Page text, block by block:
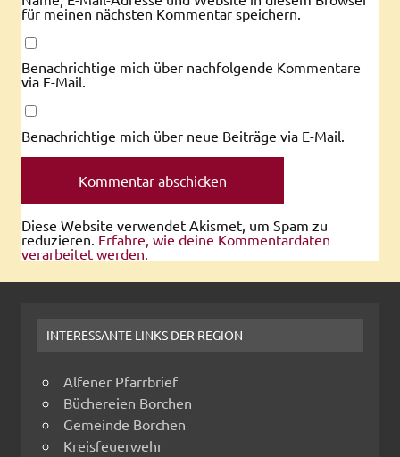
für meinen nächsten Kommentar speichern.
Benachrichtige mich über nachfolgende Kommentare
via E-Mail.
Benachrichtige mich über neue Beiträge via E-Mail.
Diese Website verwendet Akismet, um Spam zu
reduzieren. Erfahre, wie deine Kommentardaten
verarbeitet werden.
INTERESSANTE LINKS DER REGION
Alfener Pfarrbrief
Büchereien Borchen
Gemeinde Borchen
Kreisfeuerwehr